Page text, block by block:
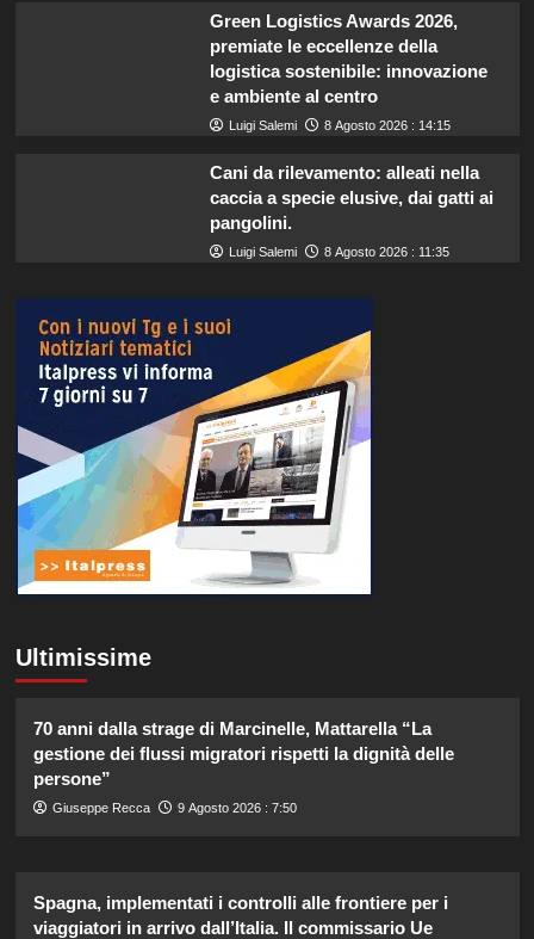
Green Logistics Awards 2026,
premiate le eccellenze della
logistica sostenibile: innovazione
e ambiente al centro
Luigi Salemi 8 Agosto 2026 : 14:15
Cani da rilevamento: alleati nella
caccia a specie elusive, dai gatti ai
pangolini.
Luigi Salemi 8 Agosto 2026 : 11:35
Ultimissime
70 anni dalla strage di Marcinelle, Mattarella “La
gestione dei flussi migratori rispetti la dignità delle
persone”
Giuseppe Recca 9 Agosto 2026 : 7:50
Spagna, implementati i controlli alle frontiere per i
viaggiatori in arrivo dall’Italia. Il commissario Ue